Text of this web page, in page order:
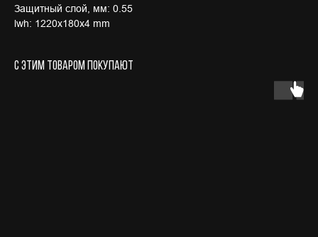
Защитный слой, мм: 0.55
lwh: 1220x180x4 mm
С этим товаром покупают